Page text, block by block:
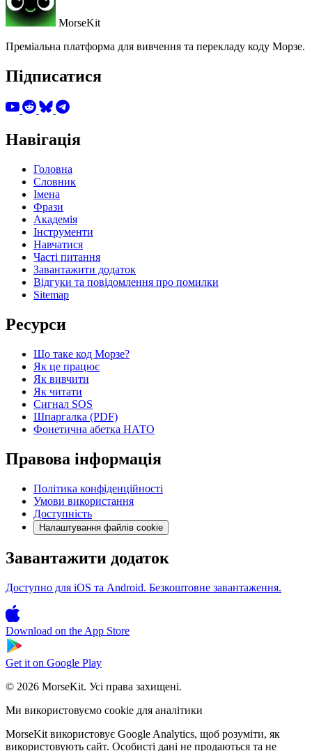
MorseKit
Преміальна платформа для вивчення та перекладу коду Морзе.
Підписатися
Навігація
Головна
Словник
Імена
Фрази
Академія
Інструменти
Навчатися
Часті питання
Завантажити додаток
Відгуки та повідомлення про помилки
Sitemap
Ресурси
Що таке код Морзе?
Як це працює
Як вивчити
Як читати
Сигнал SOS
Шпаргалка (PDF)
Фонетична абетка НАТО
Правова інформація
Політика конфіденційності
Умови використання
Доступність
Налаштування файлів cookie
Завантажити додаток
Доступно для iOS та Android. Безкоштовне завантаження.
Download on the App Store
Get it on Google Play
© 2026 MorseKit. Усі права захищені.
Ми використовуємо cookie для аналітики
MorseKit використовує Google Analytics, щоб розуміти, як
використовують сайт. Особисті дані не продаються та не